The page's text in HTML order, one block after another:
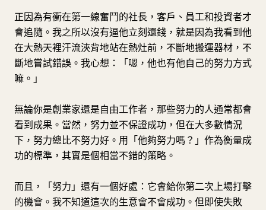
正因為有衝在第一線奮鬥的社長，客戶、員工和投資者才
會追隨。我之所以沒有逼他立刻還錢，就是因為我看到他
在大熱天裡汗流浹背地站在熱灶前，不斷地搬運器材，不
斷地嘗試錯誤。我心想：「嗯，他也有他自己的努力方式
嘛。」
無論你是創業家還是自由工作者，那些努力的人通常都會
看到成果。當然，努力並不保證成功，但在大多數情況
下，努力總比不努力好。用「他夠努力嗎？」作為衡量成
功的標準，其實是個相當不錯的策略。
而且，「努力」還有一個好處：它會給你第二次上場打擊
的機會。我不知道這次的生意會不會成功。但即使失敗